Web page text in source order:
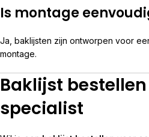
Is montage
Ja, baklijsten zijn ontworpen voor
montage.
Baklijst
specialist